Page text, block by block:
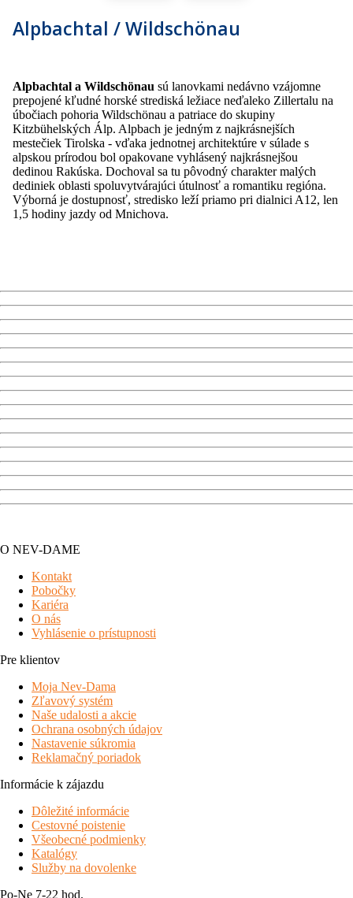
Alpbachtal / Wildschönau
Alpbachtal a Wildschönau sú lanovkami nedávno vzájomne
prepojené kľudné horské strediská ležiace neďaleko Zillertalu na
úbočiach pohoria Wildschönau a patriace do skupiny
Kitzbühelských Álp. Alpbach je jedným z najkrásnejších
mestečiek Tirolska - vďaka jednotnej architektúre v súlade s
alpskou prírodou bol opakovane vyhlásený najkrásnejšou
dedinou Rakúska. Dochoval sa tu pôvodný charakter malých
dediniek oblasti spoluvytvárajúci útulnosť a romantiku regióna.
Výborná je dostupnosť, stredisko leží priamo pri dialnici A12, len
1,5 hodiny jazdy od Mnichova.
O NEV-DAME
Kontakt
Pobočky
Kariéra
O nás
Vyhlásenie o prístupnosti
Pre klientov
Moja Nev-Dama
Zľavový systém
Naše udalosti a akcie
Ochrana osobných údajov
Nastavenie súkromia
Reklamačný poriadok
Informácie k zájazdu
Dôležité informácie
Cestovné poistenie
Všeobecné podmienky
Katalógy
Služby na dovolenke
Po-Ne 7-22 hod.